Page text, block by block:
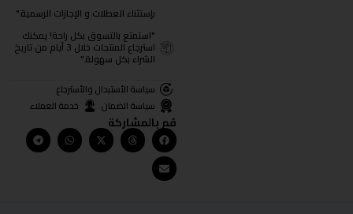
بإستثناء العطلات و الإجازات الرسمية."
"استمتع بالتسوق بكل راحة! يمكنك
استرجاع المنتجات خلال 3 أيام من تاريخ
الشراء بكل سهولة."
سياسة الأستبدال والأسترجاع
سياسة الضمان
خدمة العملاء
قم بالمشاركة